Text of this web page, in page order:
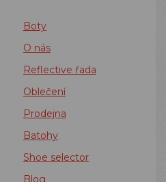
Boty
O nás
Reflective řada
Oblečení
Prodejna
Batohy
Shoe selector
Blog